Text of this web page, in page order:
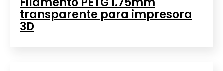
transparente para impresora
3D